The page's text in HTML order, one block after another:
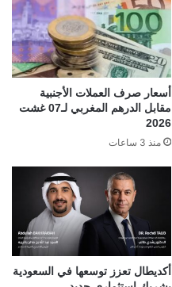
أسعار صرف العملات الأجنبية
مقابل الدرهم المغربي لـ07 غشت
2026
منذ 3 ساعات
أكديطال تعزز توسعها في السعودية